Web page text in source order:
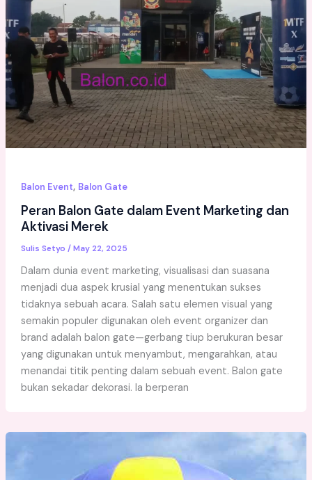
Balon Event, Balon Gate
Peran Balon Gate dalam Event Marketing dan
Aktivasi Merek
Sulis Setyo /May 22, 2025
Dalam dunia event marketing, visualisasi dan suasana
menjadi dua aspek krusial yang menentukan sukses
tidaknya sebuah acara. Salah satu elemen visual yang
semakin populer digunakan oleh event organizer dan
brand adalah balon gate—gerbang tiup berukuran besar
yang digunakan untuk menyambut, mengarahkan, atau
menandai titik penting dalam sebuah event. Balon gate
bukan sekadar dekorasi. Ia berperan